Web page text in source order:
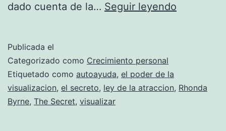
dado cuenta de la… Seguir leyendo
–
Publicada el
Categorizado como Crecimiento personal
Etiquetado como autoayuda, el poder de la
visualizacion, el secreto, ley de la atraccion, Rhonda
Byrne, The Secret, visualizar